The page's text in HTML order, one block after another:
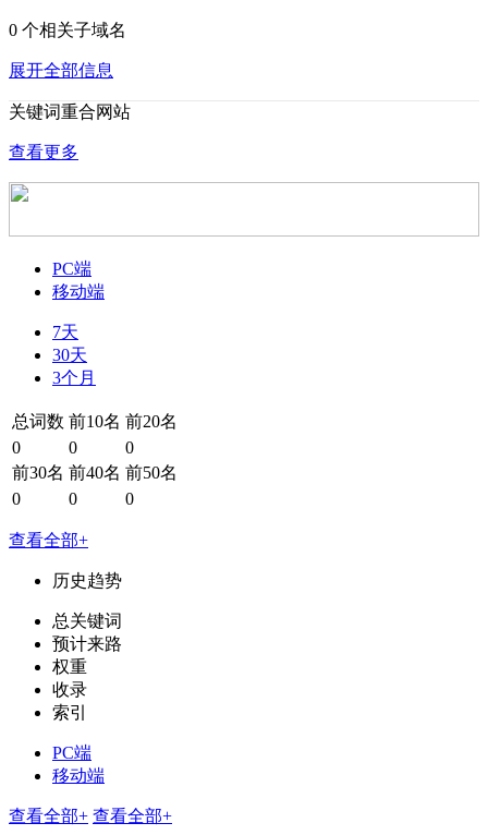
0 个相关子域名
展开全部信息
关键词重合网站
查看更多
PC端
移动端
7天
30天
3个月
总词数 前10名 前20名
0
0
0
前30名 前40名 前50名
0
0 0
查看全部+
历史趋势
总关键词
预计来路
权重
收录
索引
PC端
移动端
查看全部+ 查看全部+